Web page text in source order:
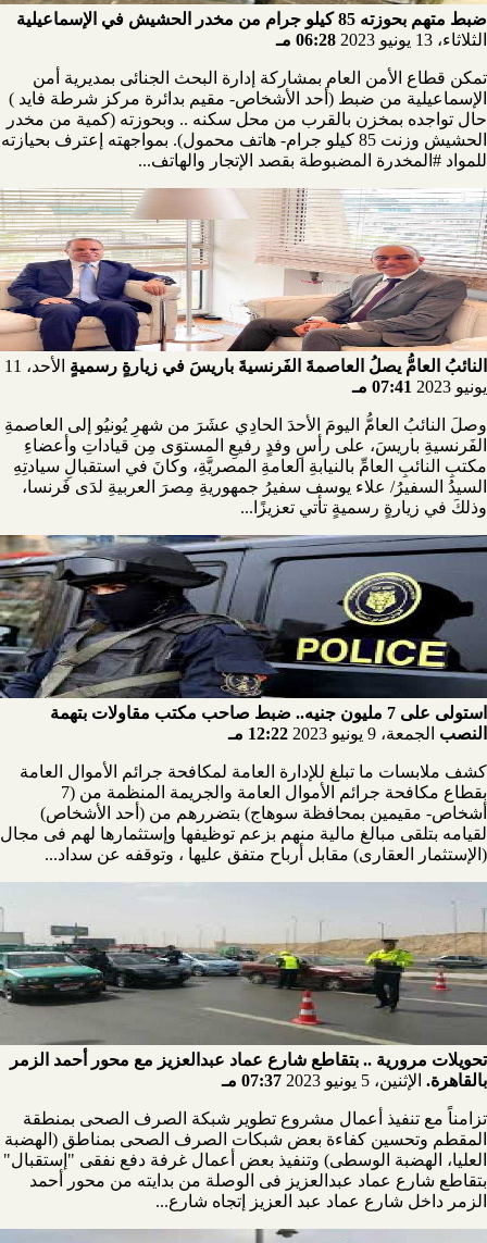
ضبط متهم بحوزته 85 كيلو جرام من مخدر الحشيش في الإسماعيلية
الثلاثاء، 13 يونيو 2023
06:28 مـ
تمكن قطاع الأمن العام بمشاركة إدارة البحث الجنائى بمديرية أمن
الإسماعيلية من ضبط (أحد الأشخاص- مقيم بدائرة مركز شرطة فايد )
حال تواجده بمخزن بالقرب من محل سكنه .. وبحوزته (كمية من مخدر
الحشيش وزنت 85 كيلو جرام- هاتف محمول). بمواجهته إعترف بحيازته
للمواد #المخدرة المضبوطة بقصد الإتجار والهاتف...
النائبُ العامُّ يصلُ العاصمةَ الفَرنسيةَ باريسَ في زيارةٍ رسميةٍ
الأحد، 11
يونيو 2023
07:41 مـ
وصلَ النائبُ العامُّ اليومَ الأحدَ الحادِي عشَرَ من شهرِ يُونيُو إلى العاصمةِ
الفَرنسيةِ باريسَ، على رأسِ وفدٍ رفيعِ المستوَى مِن قياداتِ وأعضاءِ
مكتبِ النائبِ العامِّ بالنيابةِ العامةِ المصريَّةِ، وكانَ في استقبالِ سيادتِهِ
السيدُ السفيرُ/ علاء يوسف سفيرُ جمهوريةِ مِصرَ العربيةِ لدَى فَرنسا،
وذلكَ في زيارةٍ رسميةٍ تأتي تعزيزًا...
استولى على 7 مليون جنيه.. ضبط صاحب مكتب مقاولات بتهمة
النصب الجمعة، 9 يونيو 2023 12:22 مـ
كشف ملابسات ما تبلغ للإدارة العامة لمكافحة جرائم الأموال العامة
بقطاع مكافحة جرائم الأموال العامة والجريمة المنظمة من (7
أشخاص- مقيمين بمحافظة سوهاج) بتضررهم من (أحد الأشخاص)
لقيامه بتلقى مبالغ مالية منهم بزعم توظيفها وإستثمارها لهم فى مجال
(الإستثمار العقارى) مقابل أرباح متفق عليها ، وتوقفه عن سداد...
تحويلات مرورية .. بتقاطع شارع عماد عبدالعزيز مع محور أحمد الزمر
بالقاهرة. الإثنين، 5 يونيو 2023 07:37 مـ
تزامناً مع تنفيذ أعمال مشروع تطوير شبكة الصرف الصحى بمنطقة
المقطم وتحسين كفاءة بعض شبكات الصرف الصحى بمناطق (الهضبة
العليا، الهضبة الوسطى) وتنفيذ بعض أعمال غرفة دفع نفقى "إستقبال"
بتقاطع شارع عماد عبدالعزيز فى الوصلة من بدايته من محور أحمد
الزمر داخل شارع عماد عبد العزيز إتجاه شارع...